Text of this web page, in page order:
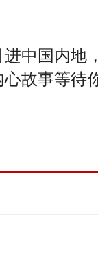
中国内地
故事等待